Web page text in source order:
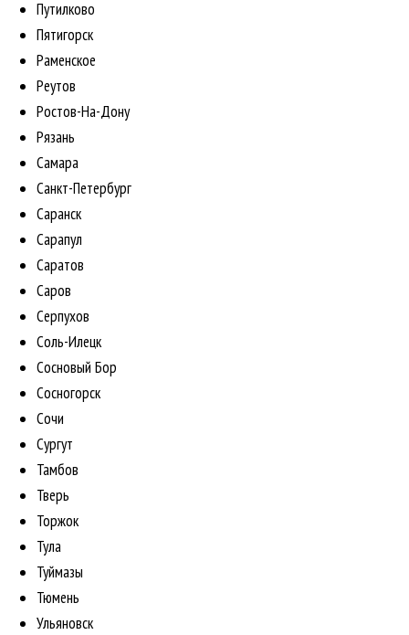
Путилково
Пятигорск
Раменское
Реутов
Ростов-На-Дону
Рязань
Самара
Санкт-Петербург
Саранск
Сарапул
Саратов
Саров
Серпухов
Соль-Илецк
Сосновый Бор
Сосногорск
Сочи
Сургут
Тамбов
Тверь
Торжок
Тула
Туймазы
Тюмень
Ульяновск